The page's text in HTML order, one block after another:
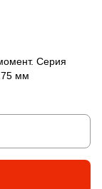
Серия
мм